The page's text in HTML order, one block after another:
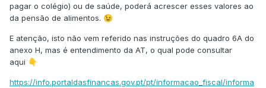
pagar o colégio) ou de saúde, poderá acrescer esses valores ao
da pensão de alimentos. 😉
E atenção, isto não vem referido nas instruções do quadro 6A do
anexo H, mas é entendimento da AT, o qual pode consultar
aqui 👇
https://info.portaldasfinancas.gov.pt/pt/informacao_fiscal/informa